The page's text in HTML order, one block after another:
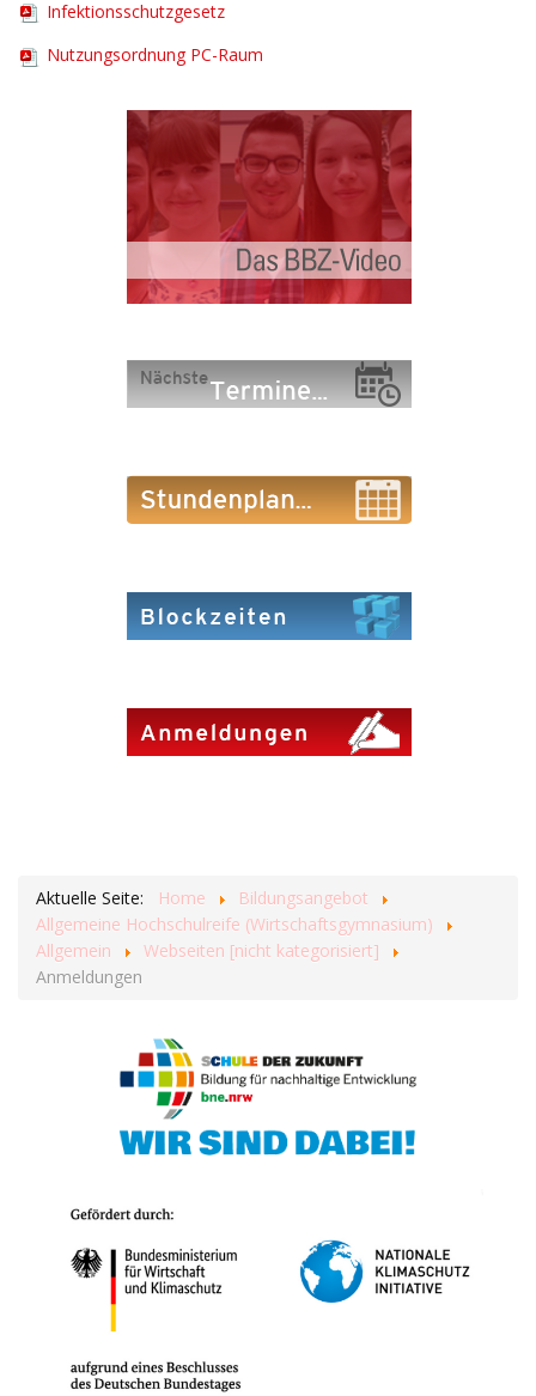
Infektionsschutzgesetz
Nutzungsordnung PC-Raum
Aktuelle Seite: Home
Bildungsangebot
Allgemeine Hochschulreife (Wirtschaftsgymnasium)
Allgemein
Webseiten [nicht kategorisiert]
Anmeldungen